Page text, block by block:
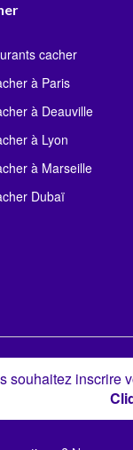
cacher
à Paris
à Deauville
à Lyon
à Marseille
Dubaï
souhaitez inscrire